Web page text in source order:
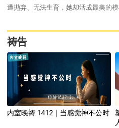
遭抛弃、无法生育，她却活成最美的
祷告
内室晚祷 1412｜当感觉神不公时